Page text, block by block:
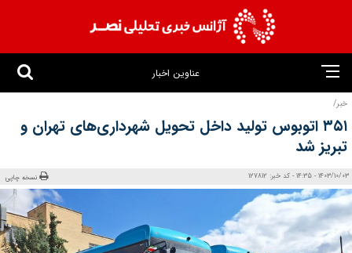
عناوین اخبار
خبر/
۳۵۱ اتوبوس تولید داخل تحویل شهرداری‌های تهران و
تبریز شد
1403/10/03 - 14:35 - کد خبر: 127812 نسخه چاپی